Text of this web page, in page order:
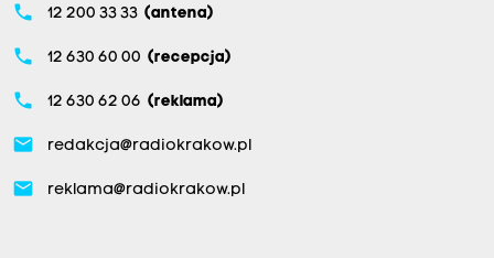
phone 12 200 33 33 (antena)
phone 12 630 60 00 (recepcja)
phone 12 630 62 06 (reklama)
email redakcja@radiokrakow.pl
email reklama@radiokrakow.pl